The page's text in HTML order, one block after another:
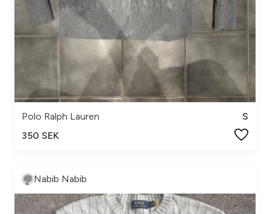
Polo Ralph Lauren
S
350 SEK
Nabib Nabib